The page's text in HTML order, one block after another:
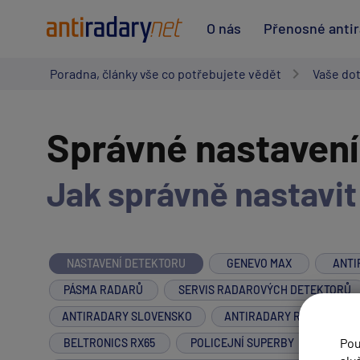
O nás Přenosné
Poradna, články vše co potřebujete vědět Vaše
Správné
Jak správně
NASTAVENÍ DETEKTORU GENEVO MAX
PÁSMA RADARŮ
SERVIS RADAROVÝCH DETEKTORŮ
ANTIRADARY SLOVENSKO
ANTIRADARY RAKOUSKO
BELTRONICS RX65
POLICEJNÍ SUPERBY